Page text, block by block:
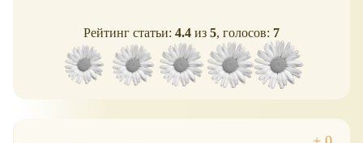
Рейтинг статьи: 4.4 из 5, голосов: 7